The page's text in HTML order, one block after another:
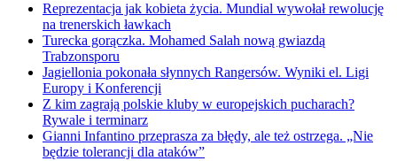
Reprezentacja jak kobieta życia. Mundial wywołał rewolucję
na trenerskich ławkach
Turecka gorączka. Mohamed Salah nową gwiazdą
Trabzonsporu
Jagiellonia pokonała słynnych Rangersów. Wyniki el. Ligi
Europy i Konferencji
Z kim zagrają polskie kluby w europejskich pucharach?
Rywale i terminarz
Gianni Infantino przeprasza za błędy, ale też ostrzega. „Nie
będzie tolerancji dla ataków”